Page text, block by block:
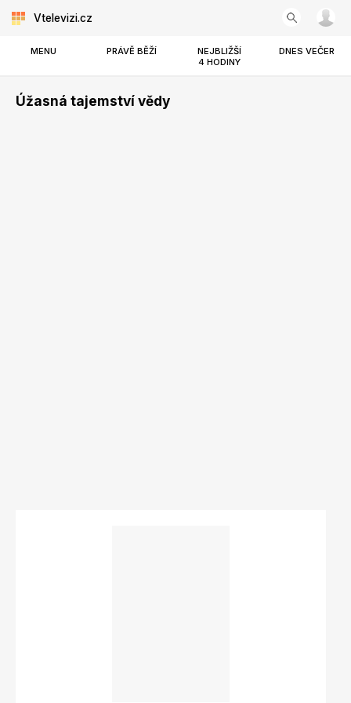
Vtelevizi.cz
MENU PRÁVĚ BĚŽÍ
NEJBLIŽŠÍ
4 HODINY
DNES VEČER
Úžasná tajemství vědy